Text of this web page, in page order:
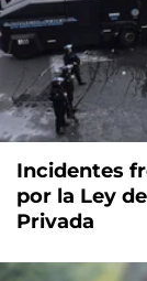
Incidentes
por la Ley
Privada